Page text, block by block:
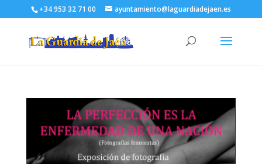
+34 953 32 71 00 ayuntamiento@laguardiadejaen.es